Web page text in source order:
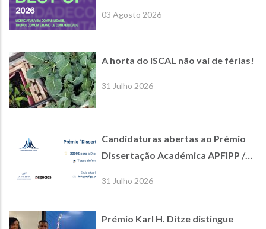
03 Agosto 2026
A horta do ISCAL não vai de férias!
31 Julho 2026
Candidaturas abertas ao Prémio
Dissertação Académica APFIPP /
31 Julho 2026
Prémio Karl H. Ditze distingue